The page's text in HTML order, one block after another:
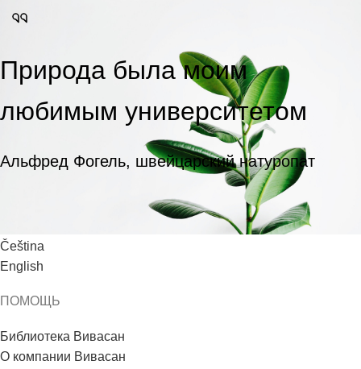
Природа была моим
любимым университетом
Альфред Фогель, швейцарский натуропат
Čeština
English
ПОМОЩЬ
Библиотека Вивасан
О компании Вивасан